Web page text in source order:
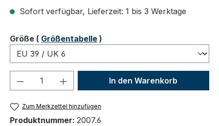
Sofort verfügbar, Lieferzeit: 1 bis 3 Werktage
Größeauswählen
( Größentabelle )
Produkt Anzahl: Gib denIn den Warenkorb
Zum Merkzettel hinzufügen
Produktnummer: 2007.6